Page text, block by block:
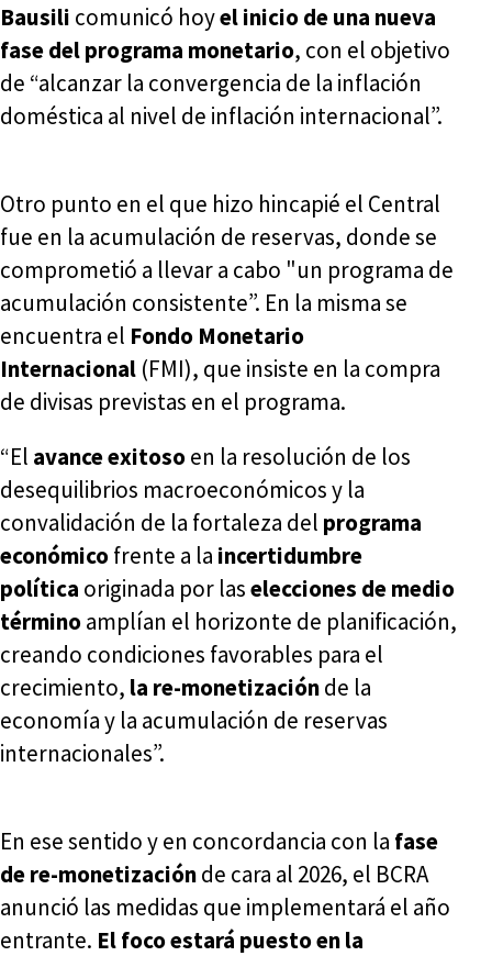
Bausili comunicó hoyel inicio de una nueva
fase del programa monetario, con el objetivo
de “alcanzar la convergencia de la inflación
doméstica al nivel de inflación internacional”.
Otro punto en el que hizo hincapié el Central
fue en la acumulación de reservas, donde se
comprometió a llevar a cabo "un programa de
acumulación consistente”. En la misma se
encuentra el Fondo Monetario
Internacional (FMI), que insiste en la compra
de divisas previstas en el programa.
“El avance exitosoen la resolución de los
desequilibrios macroeconómicos y la
convalidación de la fortaleza del programa
económicofrente a la incertidumbre
política originada por laselecciones de medio
términoamplían el horizonte de planificación,
creando condiciones favorables para el
crecimiento, la re-monetizaciónde la
economía y la acumulación de reservas
internacionales”.
En ese sentido y en concordancia con la fase
de re-monetizaciónde cara al 2026, el BCRA
anunció las medidas que implementará el año
entrante. El foco estará puesto en la